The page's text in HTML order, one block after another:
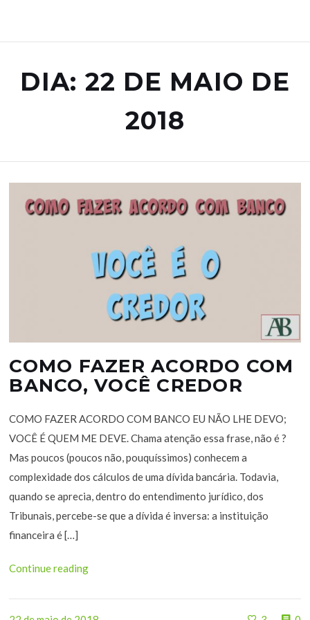
DIA: 22 DE MAIO DE
2018
COMO FAZER ACORDO COM
BANCO, VOCÊ CREDOR
COMO FAZER ACORDO COM BANCO EU NÃO LHE DEVO;
VOCÊ É QUEM ME DEVE. Chama atenção essa frase, não é ?
Mas poucos (poucos não, pouquíssimos) conhecem a
complexidade dos cálculos de uma dívida bancária. Todavia,
quando se aprecia, dentro do entendimento jurídico, dos
Tribunais, percebe-se que a dívida é inversa: a instituição
financeira é […]
Continue reading